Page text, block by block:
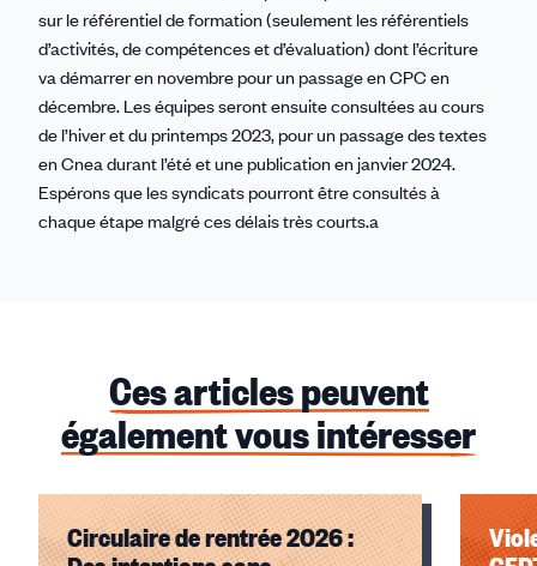
sur le référentiel de formation (seulement les référentiels
d’activités, de compétences et d’évaluation) dont l’écriture
va démarrer en novembre pour un passage en CPC en
décembre. Les équipes seront ensuite consultées au cours
de l’hiver et du printemps 2023, pour un passage des textes
en Cnea durant l’été et une publication en janvier 2024.
Espérons que les syndicats pourront être consultés à
chaque étape malgré ces délais très courts.a
Ces articles peuvent
également vous intéresser
Circulaire de rentrée 2026 :